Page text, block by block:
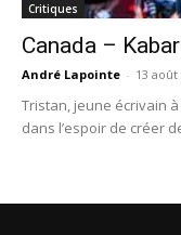
Critiques
Canada –
André Lapointe - 13 août
Tristan, jeune écrivain
dans l’espoir de créer